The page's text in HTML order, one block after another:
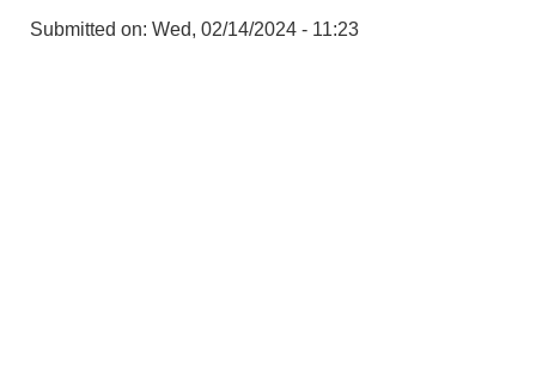
Submitted on: Wed, 02/14/2024 - 11:23